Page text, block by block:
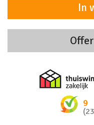
In
9